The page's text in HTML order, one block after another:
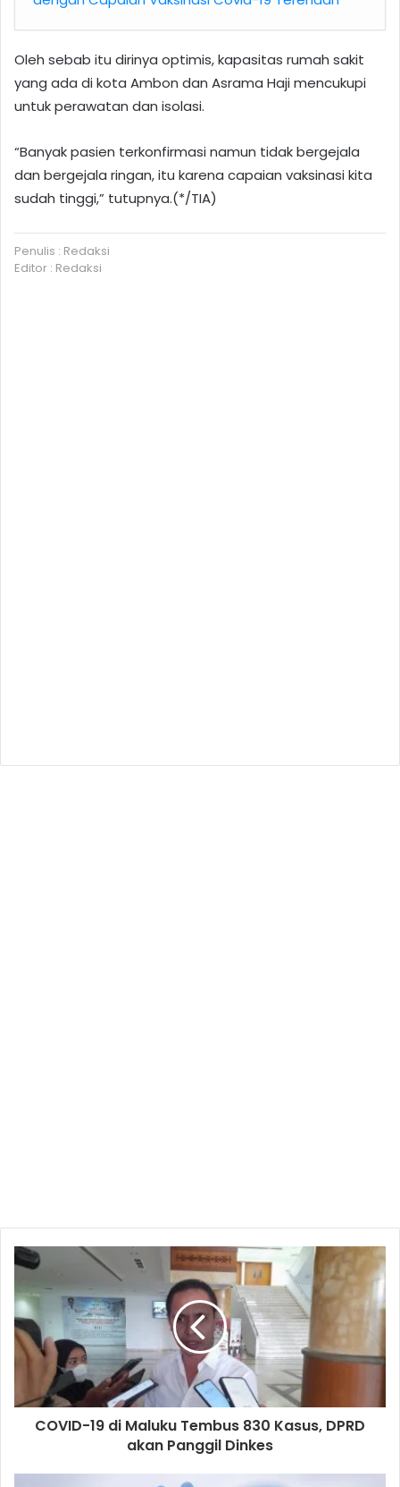
Oleh sebab itu dirinya optimis, kapasitas rumah sakit
yang ada di kota Ambon dan Asrama Haji mencukupi
untuk perawatan dan isolasi.
“Banyak pasien terkonfirmasi namun tidak bergejala
dan bergejala ringan, itu karena capaian vaksinasi kita
sudah tinggi,” tutupnya.(*/TIA)
Penulis : Redaksi
Editor : Redaksi
COVID-19 di Maluku Tembus 830 Kasus, DPRD
akan Panggil Dinkes